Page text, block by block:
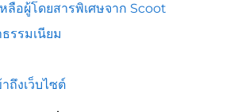
ลือผู้โดยสารพิเศษจาก Scoot
รรมเนียม
ถึงเว็บไซต์